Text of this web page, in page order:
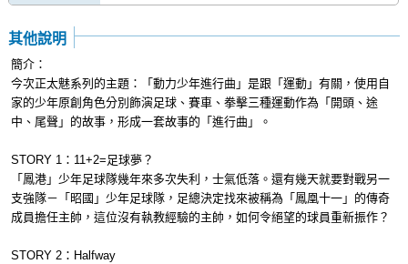
其他說明
簡介：
今次正太魅系列的主題：「動力少年進行曲」是跟「運動」有關，使用自
家的少年原創角色分別飾演足球、賽車、拳擊三種運動作為「開頭、途
中、尾聲」的故事，形成一套故事的「進行曲」。
STORY 1：11+2=足球夢？
「鳳港」少年足球隊幾年來多次失利，士氣低落。還有幾天就要對戰另一
支強隊－「昭國」少年足球隊，足總決定找來被稱為「鳳凰十一」的傳奇
成員擔任主帥，這位沒有執教經驗的主帥，如何令絕望的球員重新振作？
STORY 2：Halfway